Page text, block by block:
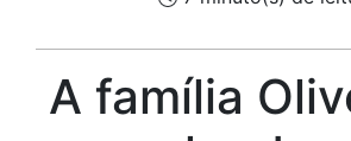
A família